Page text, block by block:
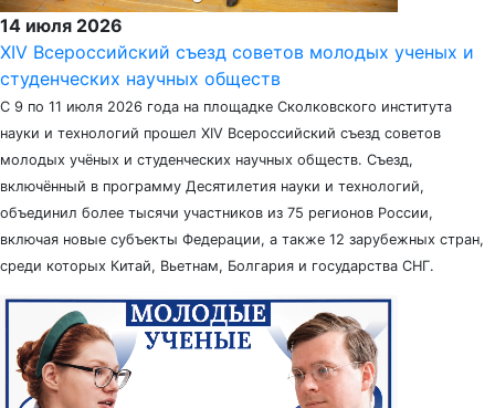
14 июля 2026
XIV Всероссийский съезд советов молодых ученых и
студенческих научных обществ
С 9 по 11 июля 2026 года на площадке Сколковского института
науки и технологий прошел XIV Всероссийский съезд советов
молодых учёных и студенческих научных обществ. Съезд,
включённый в программу Десятилетия науки и технологий,
объединил более тысячи участников из 75 регионов России,
включая новые субъекты Федерации, а также 12 зарубежных стран,
среди которых Китай, Вьетнам, Болгария и государства СНГ.